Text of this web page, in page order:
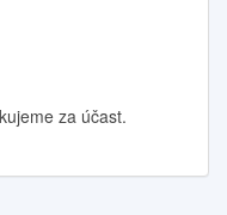
za účast.